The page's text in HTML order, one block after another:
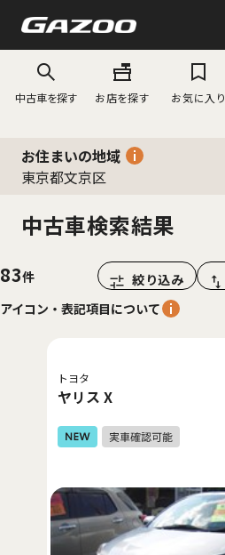
中古車を探す お店を探す お気に入り
お住まいの地域
東京都文京区
中古車検索結果
83 絞り込み
アイコン・表記項目について
トヨタ
ヤリス X